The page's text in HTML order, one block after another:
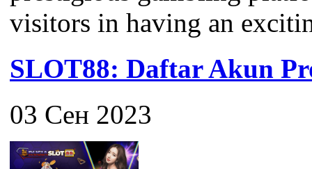
visitors in having an
SLOT88: Daftar Akun
03 Сен 2023